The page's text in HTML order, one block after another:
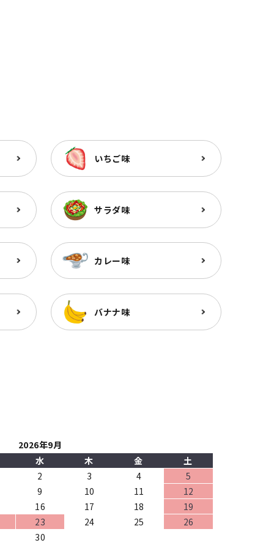
いちご味
サラダ味
カレー味
バナナ味
2026年9月
水
木 金
土
2
3 4
5
9
10 11
12
16
17 18
19
23
24 25
26
30